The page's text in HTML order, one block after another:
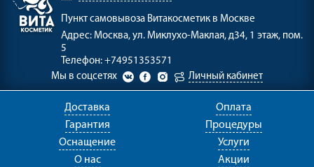
Пункт самовывоза Витакосметик в Москве
Адрес: Москва, ул. Миклухо-Маклая, д34, 1 этаж, пом.
5
Телефон: +74951353571
Мы в соцсетях
Личный кабинет
Доставка
Оплата
Гарантия
Процедуры
Оснащение
Услуги
О нас
Акции